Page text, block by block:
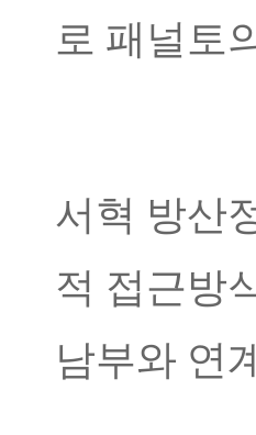
로 패널토
서혁 방산
적 접근방
남부와 연